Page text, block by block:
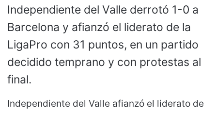
Independiente del Valle derrotó 1-0 a
Barcelona y afianzó el liderato de la
LigaPro con 31 puntos, en un partido
decidido temprano y con protestas al
final.
Independiente del Valle afianzó el liderato de